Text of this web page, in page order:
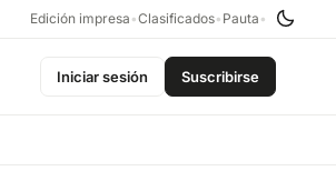
Edición impresa •Clasificados• Pauta •
Iniciar sesión Suscribirse